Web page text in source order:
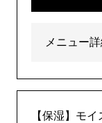
メニュー
【保湿】モ